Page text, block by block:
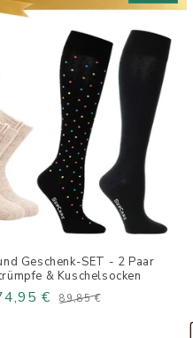
Geschenk-SET - 2 Paar
& Kuschelsocken
89,85 €
€